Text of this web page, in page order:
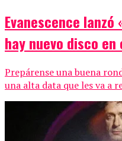
Evanescence lanzó
hay nuevo disco en
Prepárense una buena
una alta data que les va a